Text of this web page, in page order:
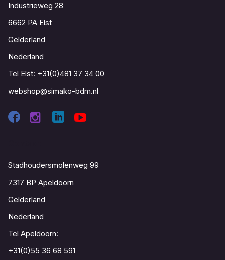
Industrieweg 28
6662 PA Elst
Gelderland
Nederland
Tel Elst: +31(0)481 37 34 00
webshop@simako-bdm.nl
Stadhoudersmolenweg 99
7317 BP Apeldoorn
Gelderland
Nederland
Tel Apeldoorn:
+31(0)55 36 68 591